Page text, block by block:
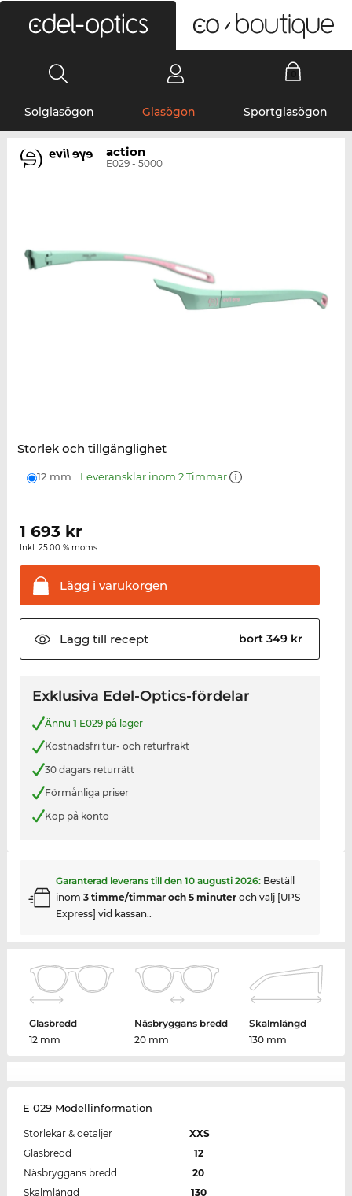
Solglasögon Glasögon Sportglasögon
action
E029 - 5000
Storlek och tillgänglighet
12 mm Leveransklar inom 2 Timmar
1 693 kr
Inkl. 25.00 % moms
Lägg i varukorgen
Lägg till recept bort 349 kr
Exklusiva Edel-Optics-fördelar
Ännu 1 E029 på lager
Kostnadsfri tur- och returfrakt
30 dagars returrätt
Förmånliga priser
Köp på konto
Garanterad leverans till den 10 augusti 2026: Beställ
inom 3 timme/timmar och 5 minuteroch välj [UPS
Express] vid kassan..
Glasbredd
12 mm
Näsbryggans bredd
20 mm
Skalmlängd
130 mm
E 029 Modellinformation
Storlekar & detaljer
XXS
Glasbredd
12
Näsbryggans bredd
20
Skalmlängd
130